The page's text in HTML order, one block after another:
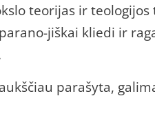
teorijas ir
jiškai kliedi ir
parašyta,